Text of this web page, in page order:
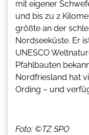
mit eigener
und bis zu 2
größte an der
Nordseeküste. Er
UNESCO
Pfahlbauten
Nordfriesland hat
Ording – und
Foto: ©TZ SPO